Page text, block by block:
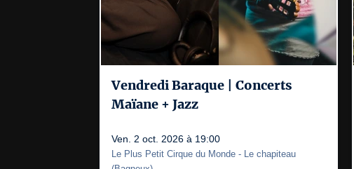
Vendredi Baraque | Concerts
Maïane + Jazz
Ven. 2 oct. 2026 à 19:00
Le Plus Petit Cirque du Monde - Le chapiteau